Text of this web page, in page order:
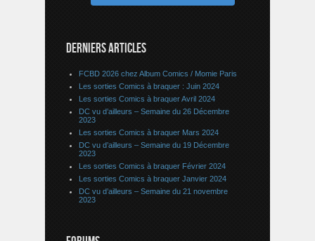
DERNIERS ARTICLES
FCBD 2026 chez Album Comics / Momie Paris
Les sorties Comics à braquer : Juin 2024
Les sorties Comics à braquer Avril 2024
DC vu d’ailleurs – Semaine du 26 Décembre
2023
Les sorties Comics à braquer Mars 2024
DC vu d’ailleurs – Semaine du 19 Décembre
2023
Les sorties Comics à braquer Février 2024
Les sorties Comics à braquer Janvier 2024
DC vu d’ailleurs – Semaine du 21 novembre
2023